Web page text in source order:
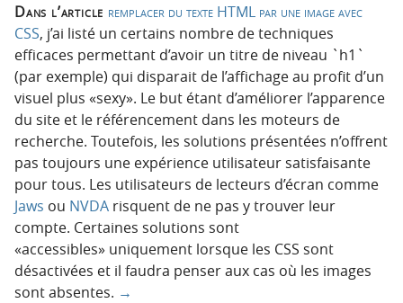
Dans l’article remplacer du texte HTML par une image avec
CSS, j’ai listé un certains nombre de techniques
efficaces permettant d’avoir un titre de niveau `h1`
(par exemple) qui disparait de l’affichage au profit d’un
visuel plus «sexy». Le but étant d’améliorer l’apparence
du site et le référencement dans les moteurs de
recherche. Toutefois, les solutions présentées n’offrent
pas toujours une expérience utilisateur satisfaisante
pour tous. Les utilisateurs de lecteurs d’écran comme
Jaws ou NVDA risquent de ne pas y trouver leur
compte. Certaines solutions sont
«accessibles» uniquement lorsque les CSS sont
désactivées et il faudra penser aux cas où les images
sont absentes. →